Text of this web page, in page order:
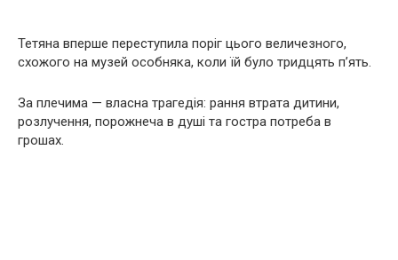
Тетяна вперше переступила поріг цього величезного,
схожого на музей особняка, коли їй було тридцять п’ять.
За плечима — власна трагедія: рання втрата дитини,
розлучення, порожнеча в душі та гостра потреба в
грошах.